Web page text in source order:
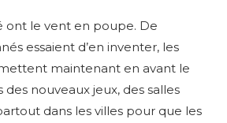
ont le vent en poupe. De
essaient d’en inventer, les
maintenant en avant le
nouveaux jeux, des salles
dans les villes pour que les